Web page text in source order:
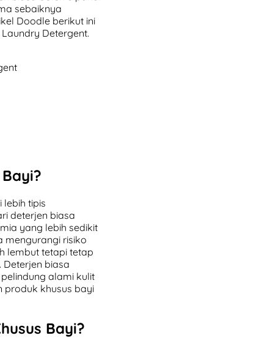
sebaiknya
Doodle berikut ini
Detergent.
lebih tipis
deterjen biasa
yang lebih sedikit
mengurangi risiko
lembut tetapi tetap
biasa
alami kulit
produk khusus bayi
Bayi?